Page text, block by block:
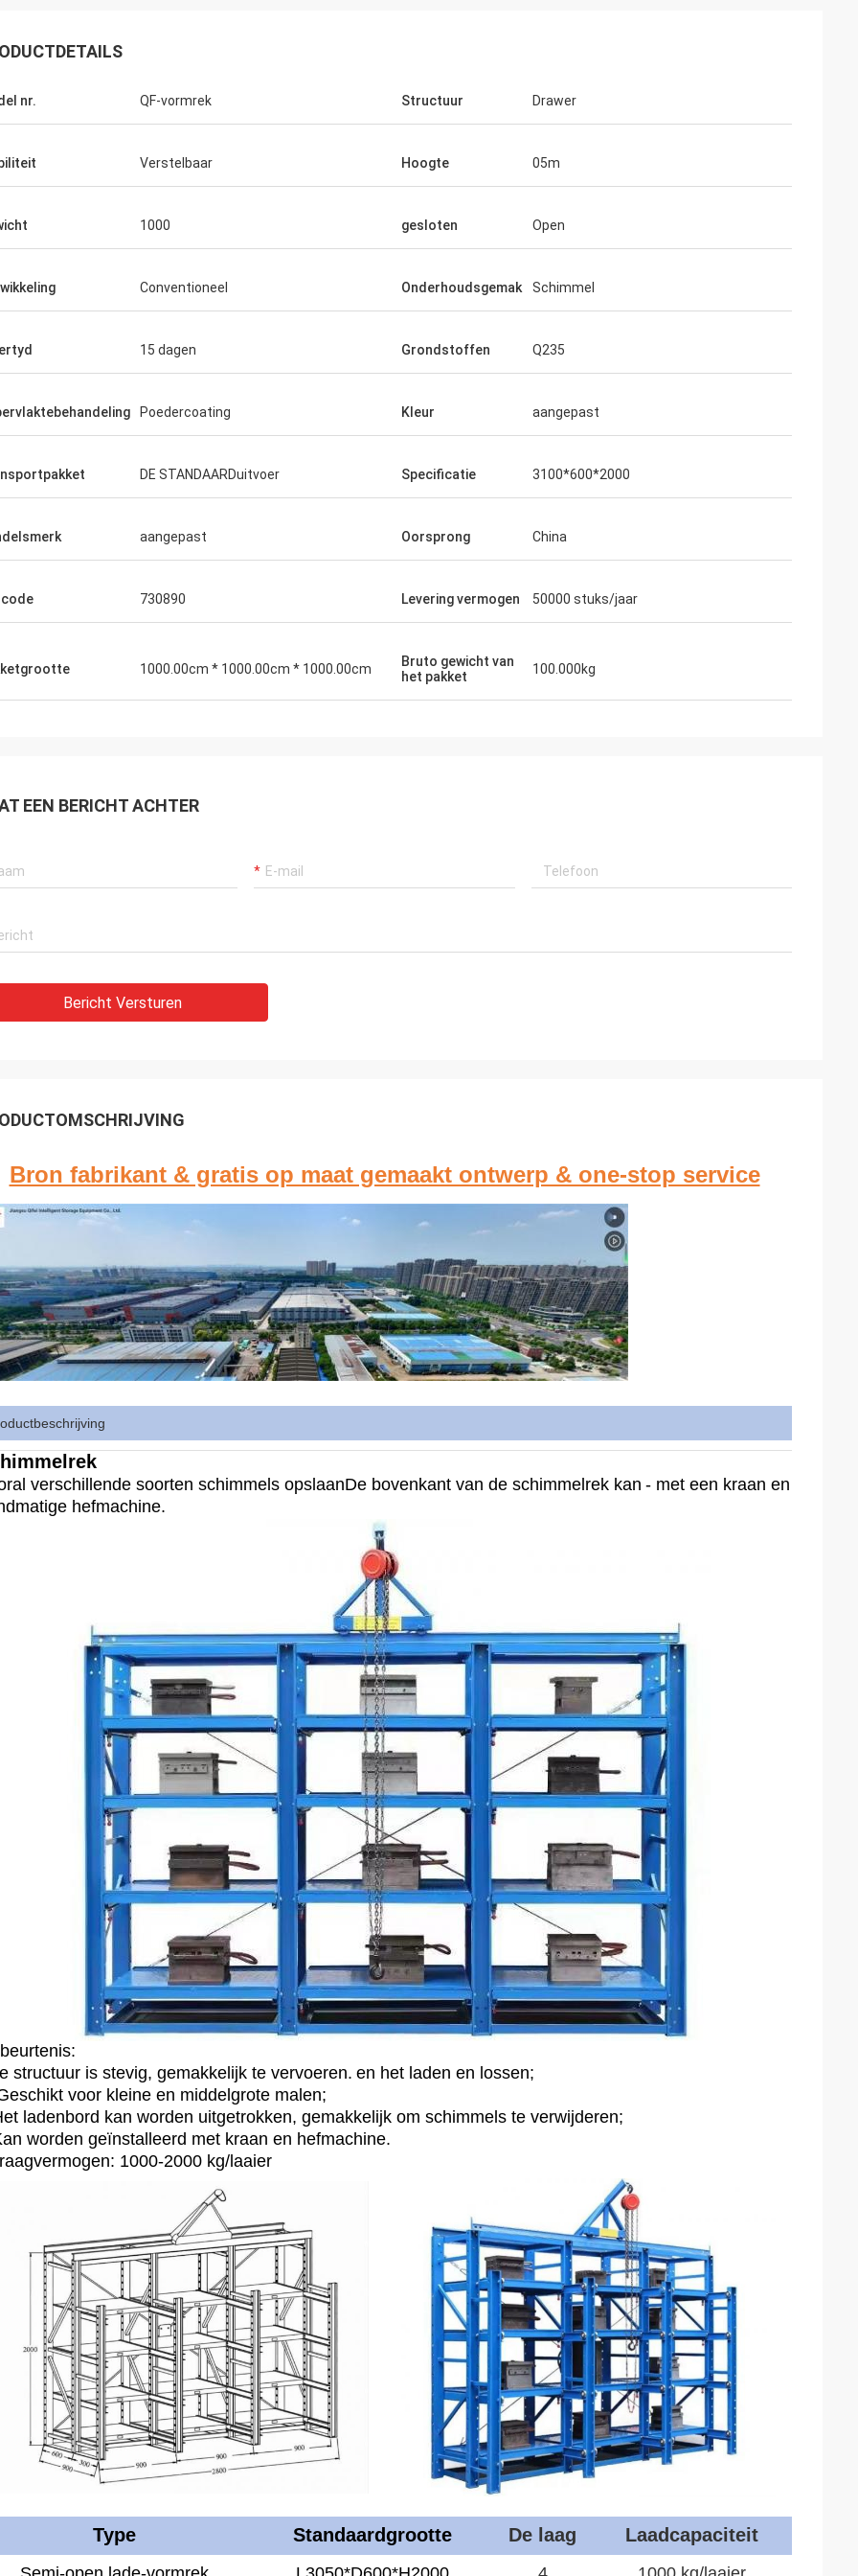
nr. QF-vormrek Structuur Drawer
Verstelbaar Hoogte 05m
1000 gesloten Open
Conventioneel Onderhoudsgemak Schimmel
15 dagen Grondstoffen Q235
Poedercoating Kleur aangepast
DE STANDAARDuitvoer Specificatie 3100*600*2000
aangepast Oorsprong China
730890 Levering vermogen 50000 stuks/jaar
1000.00cm * 1000.00cm * 1000.00cm
Bruto gewicht van
het pakket
100.000kg
EEN BERICHT ACHTER
Bericht Versturen
Bron fabrikant & gratis op maat gemaakt ontwerp & one-stop service
verschillende soorten schimmels opslaanDe bovenkant van de schimmelrek kan - met een kraan en
hefmachine.
structuur is stevig, gemakkelijk te vervoeren. en het laden en lossen;
voor kleine en middelgrote malen;
ladenbord kan worden uitgetrokken, gemakkelijk om schimmels te verwijderen;
worden geïnstalleerd met kraan en hefmachine.
1000-2000 kg/laaier
Type Standaardgrootte De laag Laadcapaciteit